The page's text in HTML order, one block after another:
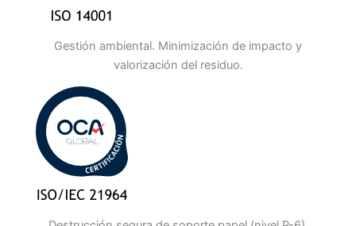
Gestión ambiental. Minimización de impacto y
valorización del residuo.